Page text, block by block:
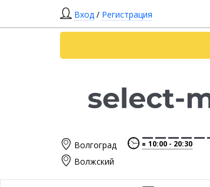
Вход / Регистрация
Волгоград 10:00 20:30
Волжский